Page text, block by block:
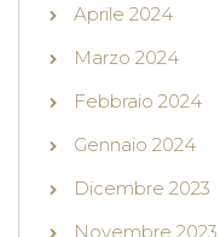
Aprile 2024
Marzo 2024
Febbraio 2024
Gennaio 2024
Dicembre 2023
Novembre 2023